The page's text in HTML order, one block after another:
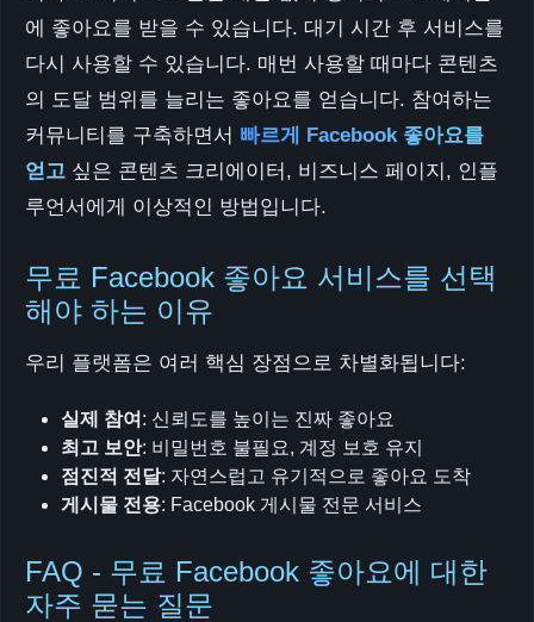
에 좋아요를 받을 수 있습니다. 대기 시간 후 서비스를
다시 사용할 수 있습니다. 매번 사용할 때마다 콘텐츠
의 도달 범위를 늘리는 좋아요를 얻습니다. 참여하는
커뮤니티를 구축하면서 빠르게 Facebook 좋아요를
얻고 싶은 콘텐츠 크리에이터, 비즈니스 페이지, 인플
루언서에게 이상적인 방법입니다.
무료 Facebook 좋아요 서비스를 선택
해야 하는 이유
우리 플랫폼은 여러 핵심 장점으로 차별화됩니다:
실제 참여 : 신뢰도를 높이는 진짜 좋아요
최고 보안: 비밀번호 불필요, 계정 보호 유지
점진적 전달: 자연스럽고 유기적으로 좋아요 도착
게시물 전용: Facebook 게시물 전문 서비스
FAQ - 무료 Facebook 좋아요에 대한
자주 묻는 질문